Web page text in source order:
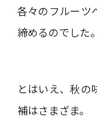
各々のフルーツ
締めるのでした。
とはいえ、秋の
補はさまざま。